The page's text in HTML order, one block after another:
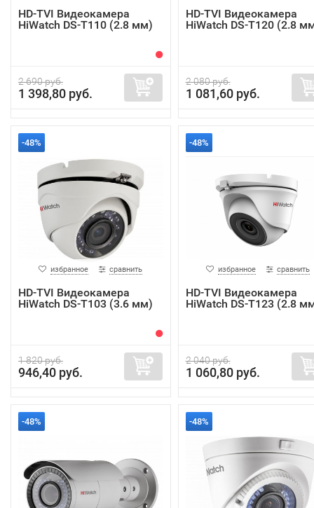
HD-TVI Видеокамера
HiWatch DS-T110 (2.8 мм)
2 690 руб.
1 398,80 руб.
HD-TVI Видеокамера
HiWatch DS-T120 (2.8
2 080 руб.
1 081,60 руб.
-48%
избранное сравнить
HD-TVI Видеокамера
HiWatch DS-T103 (3.6 мм)
1 820 руб.
946,40 руб.
-48%
избранное сравнить
HD-TVI Видеокамера
HiWatch DS-T123 (2.8
2 040 руб.
1 060,80 руб.
-48% -48%